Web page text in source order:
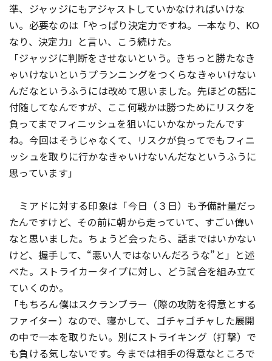
準、ジャッジにもアジャストしていかなければいけな
い。必要なのは「やっぱり決定力ですね。一本なり、KO
なり、決定力」と言い、こう続けた。
「ジャッジに判断をさせないという。きちっと勝たなき
ゃいけないというプランニングをつくらなきゃいけない
んだなというふうには改めて思いました。先ほどの話に
付随してなんですが、ここ何戦かは勝つためにリスクを
負ってまでフィニッシュを狙いにいかなかったんです
ね。今回はそうじゃなくて、リスクが負ってでもフィニ
ッシュを取りに行かなきゃいけないんだなというふうに
思っています」
ミアドに対する印象は「今日（３日）も予備計量だっ
たんですけど、その前に朝から走っていて、すごい偉い
なと思いました。ちょうど会ったら、話まではいかない
けど、握手して、“悪い人ではないんだろうな”と」と述
べた。ストライカータイプに対し、どう試合を組み立て
ていくのか。
「もちろん僕はスクランブラー（際の攻防を得意とする
ファイター）なので、寝かして、ゴチャゴチャした展開
の中で一本を取りたい。別にストライキング（打撃）で
も負ける気しないです。今までは相手の得意なところで